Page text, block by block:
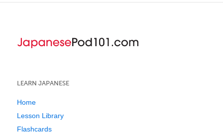
LEARN JAPANESE
Home
Lesson Library
Flashcards